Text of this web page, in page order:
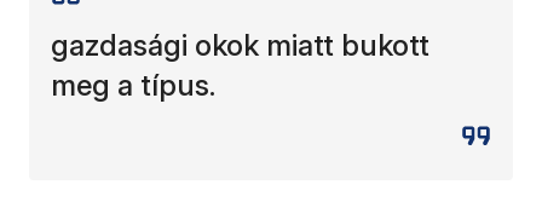
gazdasági okok miatt bukott
meg a típus.